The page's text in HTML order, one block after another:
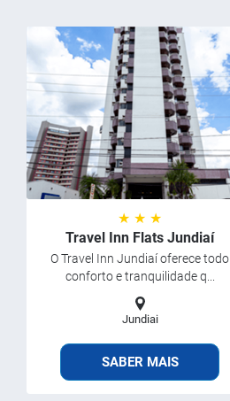
★ ★ ★
Travel Inn Flats Jundiaí
O Travel Inn Jundiaí oferece todo
conforto e tranquilidade q...
Jundiai
SABER MAIS